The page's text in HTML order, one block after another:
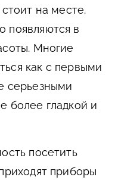
на месте.
появляются в
Многие
как с первыми
серьезными
более гладкой и
посетить
приборы